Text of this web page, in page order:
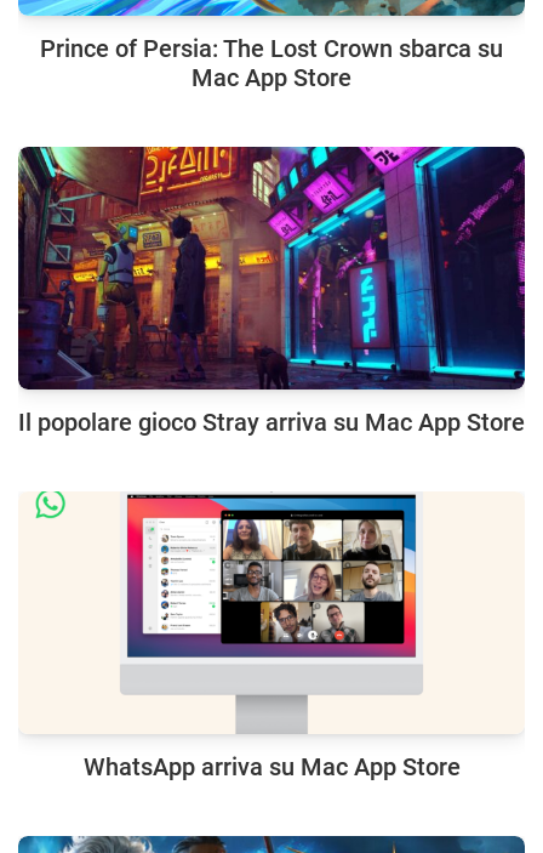
Prince of Persia: The Lost Crown sbarca su
Mac App Store
Il popolare gioco Stray arriva su Mac App Store
WhatsApp arriva su Mac App Store